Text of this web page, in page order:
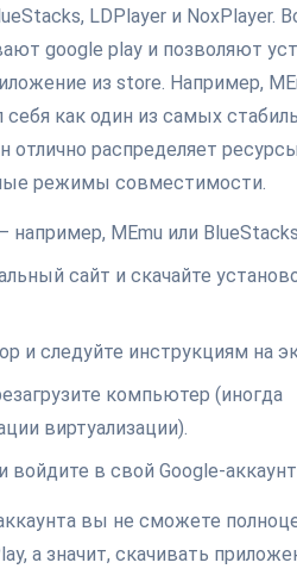
LDPlayer и NoxPlayer.
google play и позволяют
из store. Например,
как один из самых
отлично распределяет
режимы совместимости.
например, MEmu или
сайт и скачайте
и следуйте инструкциям на
компьютер (иногда
виртуализации).
войдите в свой Google-
вы не сможете
а значит, скачивать